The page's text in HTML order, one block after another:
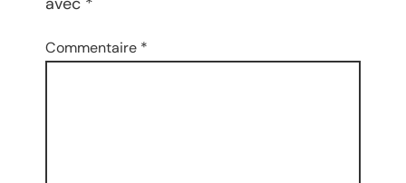
Commentaire *